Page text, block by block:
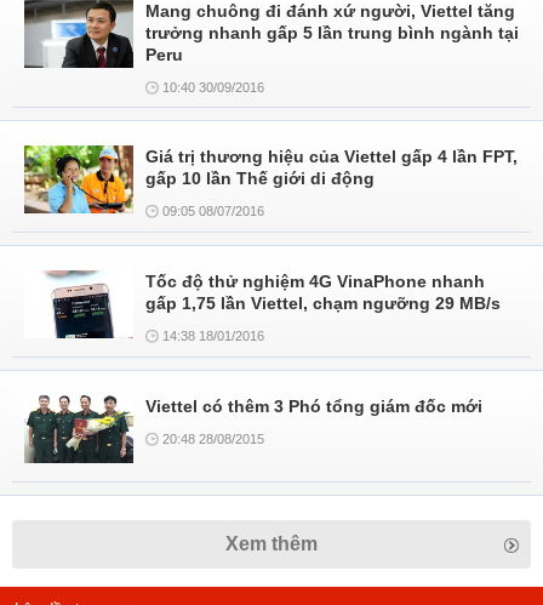
Mang chuông đi đánh xứ người, Viettel tăng
trưởng nhanh gấp 5 lần trung bình ngành tại
Peru
10:40 30/09/2016
Giá trị thương hiệu của Viettel gấp 4 lần FPT,
gấp 10 lần Thế giới di động
09:05 08/07/2016
Tốc độ thử nghiệm 4G VinaPhone nhanh
gấp 1,75 lần Viettel, chạm ngưỡng 29 MB/s
14:38 18/01/2016
Viettel có thêm 3 Phó tổng giám đốc mới
20:48 28/08/2015
Xem thêm